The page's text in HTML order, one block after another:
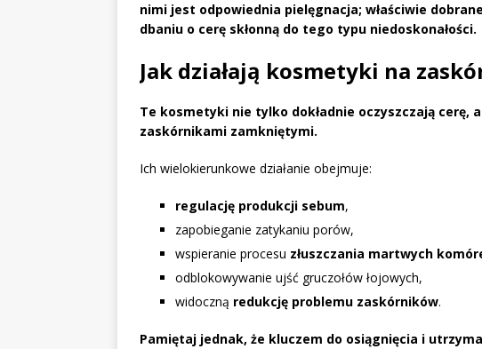
nimi jest odpowiednia pielęgnacja; właściwie
dbaniu o cerę skłonną do tego typu niedoskonałości.
Jak działają kosmetyki na
Te kosmetyki nie tylko dokładnie oczyszczają cerę,
zaskórnikami zamkniętymi.
Ich wielokierunkowe działanie obejmuje:
regulację produkcji sebum,
zapobieganie zatykaniu porów,
wspieranie procesu złuszczania martwych
odblokowywanie ujść gruczołów łojowych,
widoczną redukcję problemu zaskórników.
Pamiętaj jednak, że kluczem do osiągnięcia i